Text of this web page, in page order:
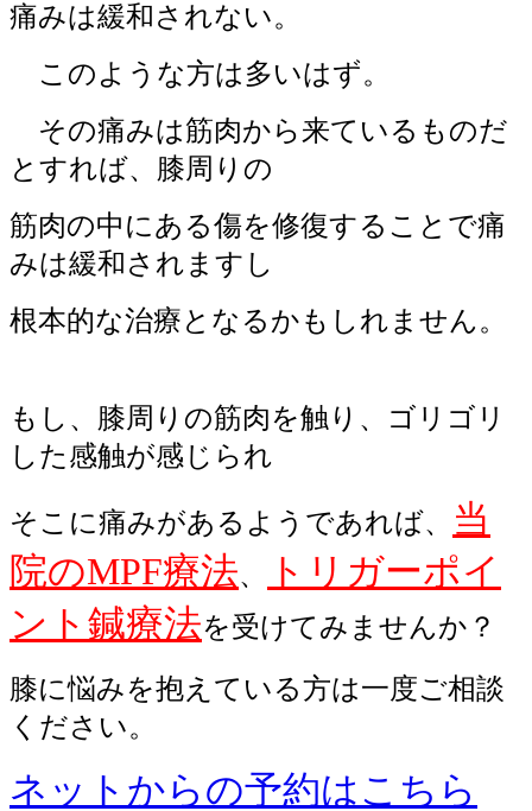
痛みは緩和されない。
このような方は多いはず。
その痛みは筋肉から来ているものだ
とすれば、膝周りの
筋肉の中にある傷を修復することで痛
みは緩和されますし
根本的な治療となるかもしれません。
もし、膝周りの筋肉を触り、ゴリゴリ
した感触が感じられ
そこに痛みがあるようであれば、
当
院のMPF療法、
トリガーポイ
ント鍼療法を受けてみませんか？
膝に悩みを抱えている方は一度ご相談
ください。
ネットからの予約はこちら